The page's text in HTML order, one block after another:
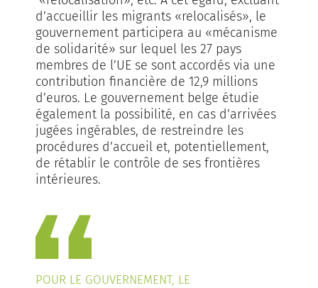
d’accueillir les migrants «relocalisés», le
gouvernement participera au «mécanisme
de solidarité» sur lequel les 27 pays
membres de l’UE se sont accordés via une
contribution financière de 12,9 millions
d’euros. Le gouvernement belge étudie
également la possibilité, en cas d’arrivées
jugées ingérables, de restreindre les
procédures d’accueil et, potentiellement,
de rétablir le contrôle de ses frontières
intérieures.
POUR LE GOUVERNEMENT, LE